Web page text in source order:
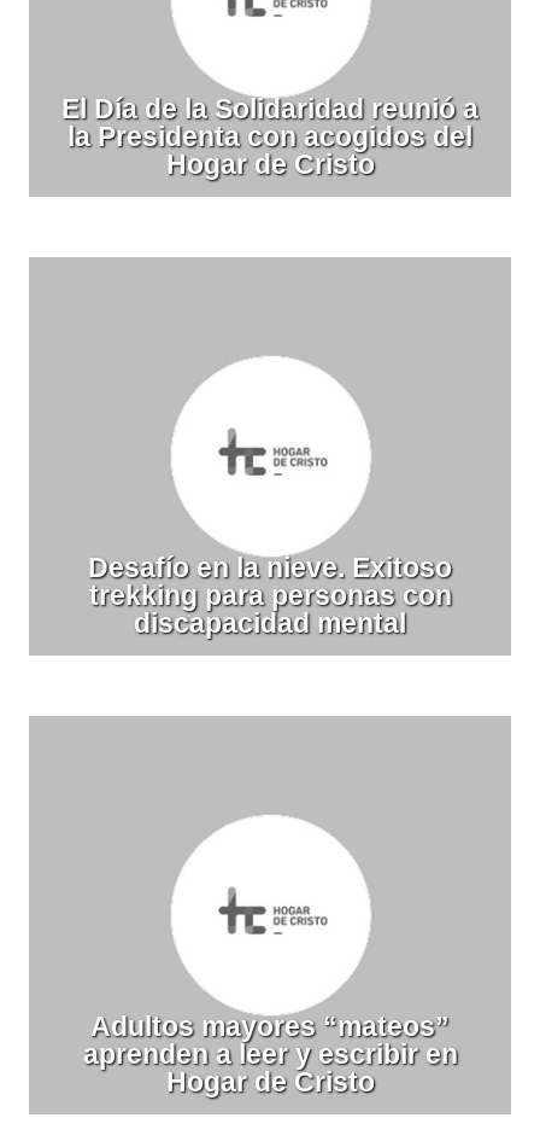
El Día de la Solidaridad reunió a
la Presidenta con acogidos del
Hogar de Cristo
Desafío en la nieve. Exitoso
trekking para personas con
discapacidad mental
Adultos mayores “mateos”
aprenden a leer y escribir en
Hogar de Cristo